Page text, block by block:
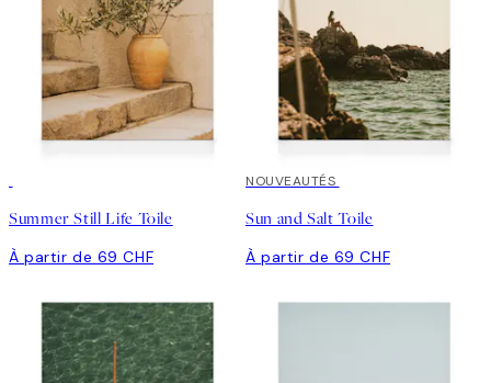
Summer Still Life Toile
À partir de 69 CHF
NOUVEAUTÉS
Sun and Salt Toile
À partir de 69 CHF